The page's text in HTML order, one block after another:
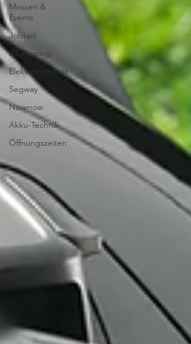
Messen &
Events
Jobrad
Bikeleasing
Elektromobilität
Segway
Navimow
Akku-Technik
Öffnungszeiten